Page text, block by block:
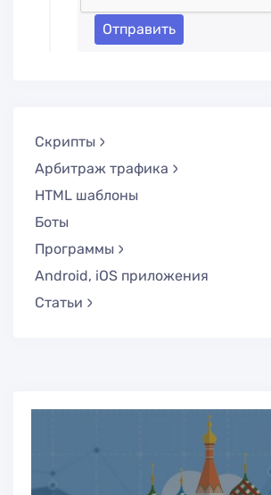
Отправить
Скрипты
Арбитраж трафика
HTML шаблоны
Боты
Программы
Android, iOS приложения
Статьи